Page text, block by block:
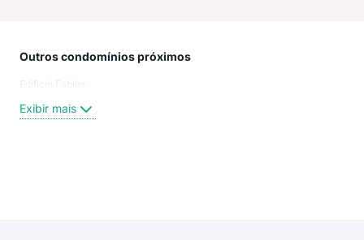
Outros condomínios próximos
Edificio Fabius
Exibir mais